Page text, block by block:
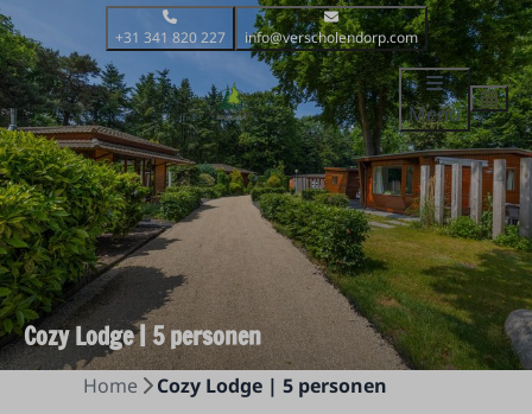
+31 341 820 227 info@verscholendorp.com
Menu
Cozy Lodge | 5 personen
Home Cozy Lodge | 5 personen